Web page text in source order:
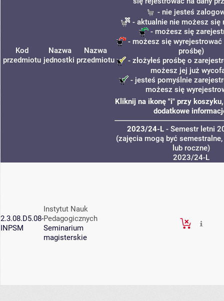
Kod
przedmiotu
Nazwa
jednostki
Nazwa
przedmiotu
- nie jesteś
- aktualnie nie możesz się
- możesz się
- możesz się wyrejestrować
prośbę)
- złożyłeś prośbę o
możesz jej już
- jesteś pomyślnie
możesz się
Kliknij na ikonę "i" przy
dodatkowe
2023/24-L- Semestr letni
(zajęcia mogą być
lub roczne)
2023/24-L
2.3.08.D5.08-
INPSM
Instytut Nauk
Pedagogicznych
Seminarium
magisterskie